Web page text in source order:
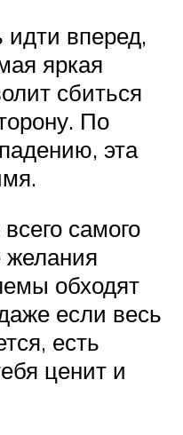
идти вперед,
яркая
сбиться
По
эта
самого
желания
обходят
если весь
есть
ценит и